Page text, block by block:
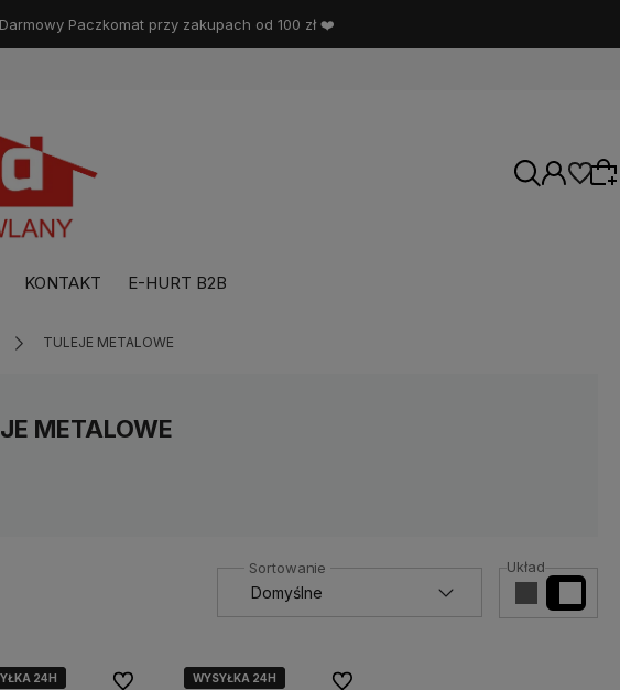
Paczkomat przy zakupach od 100 zł ❤️
KONTAKT E-HURT B2B
TULEJE METALOWE
METALOWE
Układ
24H
24H Do ulubionychWYSYŁKA 24H
WYSYŁKA 24H Do ulubionych